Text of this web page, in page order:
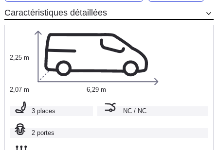
Caractéristiques détaillées
2,25 m
2,07 m 6,29 m
3 places NC / NC
2 portes